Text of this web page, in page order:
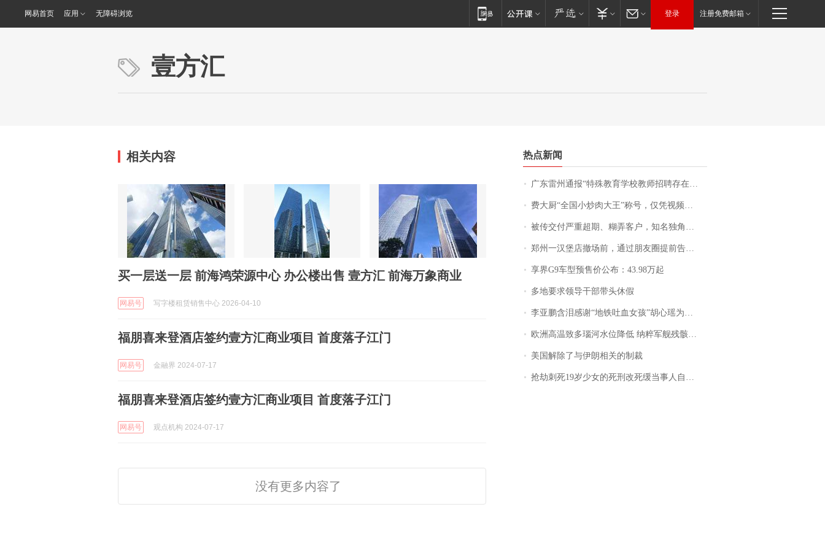
网易首页 应用 无障碍浏览 登录 注册免费邮箱
壹方汇
相关内容
买一层送一层 前海鸿荣源中心 办公楼出售 壹方汇 前海万象商业
网易号 写字楼租赁销售中心 2026-04-10
福朋喜来登酒店签约壹方汇商业项目 首度落子江门
网易号 金融界 2024-07-17
福朋喜来登酒店签约壹方汇商业项目 首度落子江门
网易号 观点机构 2024-07-17
没有更多内容了
热点新闻
广东雷州通报“特殊教育学校教师招聘存在违规行为”：已启动问责程序 副校长被停职
费大厨“全国小炒肉大王”称号，仅凭视频评出？中国烹饪协会回应
被传交付严重超期、糊弄客户，知名独角兽车企创始人回应：都没证据，将依法采取措施，“本人长期与美国交管局保持沟通，对方表示肯定”
郑州一汉堡店撤场前，通过朋友圈提前告知逐一退费，有顾客仅剩1元也全被退回，分文不少；顾客：言而有信，让人感动
享界G9车型预售价公布：43.98万起
多地要求领导干部带头休假
李亚鹏含泪感谢“地铁吐血女孩”胡心瑶为嫣然天使捐99999元：这份捐赠太沉重，尊重其捐赠意愿，个人向胡心瑶和她的病友之家各捐赠99999元
欧洲高温致多瑙河水位降低 纳粹军舰残骸重见天日
美国解除了与伊朗相关的制裁
抢劫刺死19岁少女的死刑改死缓当事人自述：出狱11年间始终刻意躲避被害人家属